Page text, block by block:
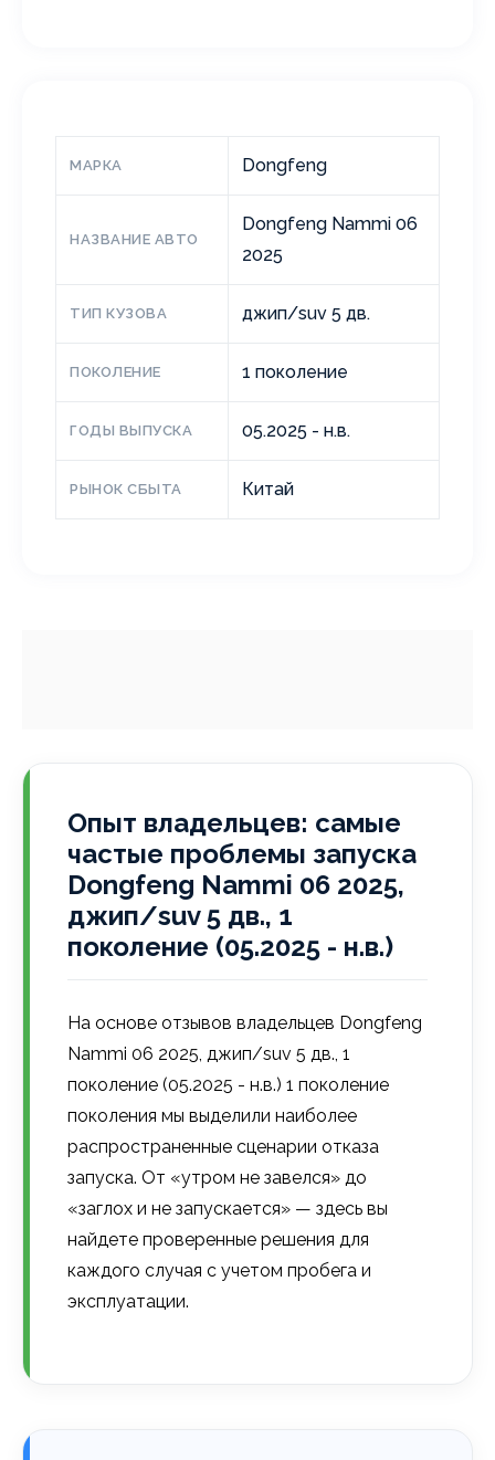
МАРКА Dongfeng
НАЗВАНИЕ АВТО
Dongfeng Nammi 06
2025
ТИП КУЗОВА джип/suv 5 дв.
ПОКОЛЕНИЕ 1 поколение
ГОДЫ ВЫПУСКА 05.2025 - н.в.
РЫНОК СБЫТА Китай
Опыт владельцев: самые
частые проблемы запуска
Dongfeng Nammi 06 2025,
джип/suv 5 дв., 1
поколение (05.2025 - н.в.)
На основе отзывов владельцев Dongfeng
Nammi 06 2025, джип/suv 5 дв., 1
поколение (05.2025 - н.в.) 1 поколение
поколения мы выделили наиболее
распространенные сценарии отказа
запуска. От «утром не завелся» до
«заглох и не запускается» — здесь вы
найдете проверенные решения для
каждого случая с учетом пробега и
эксплуатации.